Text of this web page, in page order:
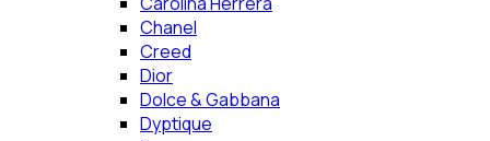
Chanel
Creed
Dior
Dolce & Gabbana
Dyptique